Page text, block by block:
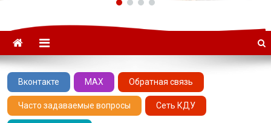
ГАУК «ЦНТ» –
Севастопольский Центр
народного творчества
Вконтакте MAX Обратная связь
Часто задаваемые вопросы Сеть КДУ